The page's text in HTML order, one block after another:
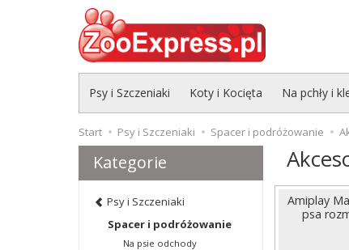
Psy i Szczeniaki Koty i Kocięta Na pchły i
Start Psy i Szczeniaki Spacer i podróżowanie
Amiplay
psa
Kategorie
Psy i Szczeniaki
Spacer i podróżowanie
Na psie odchody